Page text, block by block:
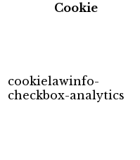
Cookie
cookielawinfo-
checkbox-analytics